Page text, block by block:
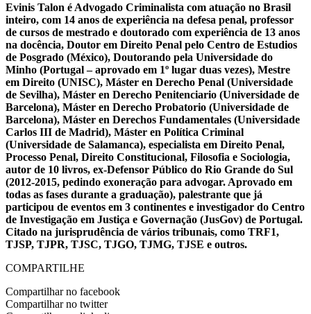
Evinis Talon é Advogado Criminalista com atuação no Brasil
inteiro, com 14 anos de experiência na defesa penal, professor
de cursos de mestrado e doutorado com experiência de 13 anos
na docência, Doutor em Direito Penal pelo Centro de Estudios
de Posgrado (México), Doutorando pela Universidade do
Minho (Portugal – aprovado em 1º lugar duas vezes), Mestre
em Direito (UNISC), Máster en Derecho Penal (Universidade
de Sevilha), Máster en Derecho Penitenciario (Universidade de
Barcelona), Máster en Derecho Probatorio (Universidade de
Barcelona), Máster en Derechos Fundamentales (Universidade
Carlos III de Madrid), Máster en Política Criminal
(Universidade de Salamanca), especialista em Direito Penal,
Processo Penal, Direito Constitucional, Filosofia e Sociologia,
autor de 10 livros, ex-Defensor Público do Rio Grande do Sul
(2012-2015, pedindo exoneração para advogar. Aprovado em
todas as fases durante a graduação), palestrante que já
participou de eventos em 3 continentes e investigador do Centro
de Investigação em Justiça e Governação (JusGov) de Portugal.
Citado na jurisprudência de vários tribunais, como TRF1,
TJSP, TJPR, TJSC, TJGO, TJMG, TJSE e outros.
COMPARTILHE
Compartilhar no facebook
Compartilhar no twitter